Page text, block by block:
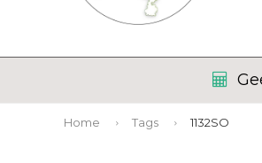
Home Tags 1132SO